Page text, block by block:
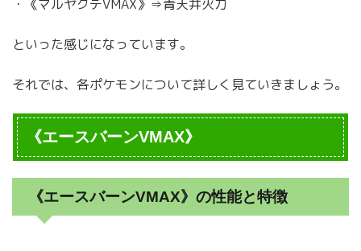
・《マルヤクデVMAX》⇒青天井火力
といった感じになっています。
それでは、各ポケモンについて詳しく見ていきましょう。
《エースバーンVMAX》
《エースバーンVMAX》の性能と特徴